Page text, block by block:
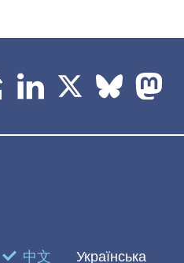
中文 Українська